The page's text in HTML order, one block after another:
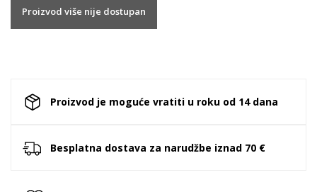
Proizvod više nije dostupan
Proizvod je moguće vratiti u roku od 14 dana
Besplatna dostava za narudžbe iznad 70 €